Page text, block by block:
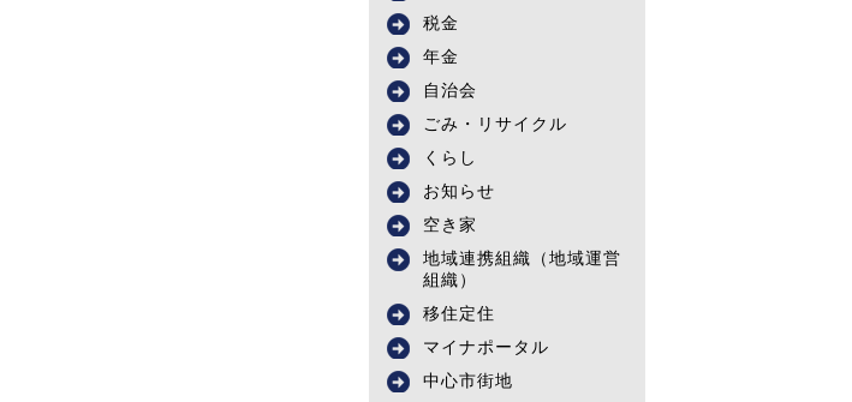
税金
年金
自治会
ごみ・リサイクル
くらし
お知らせ
空き家
地域連携組織（地域運営
組織）
移住定住
マイナポータル
中心市街地